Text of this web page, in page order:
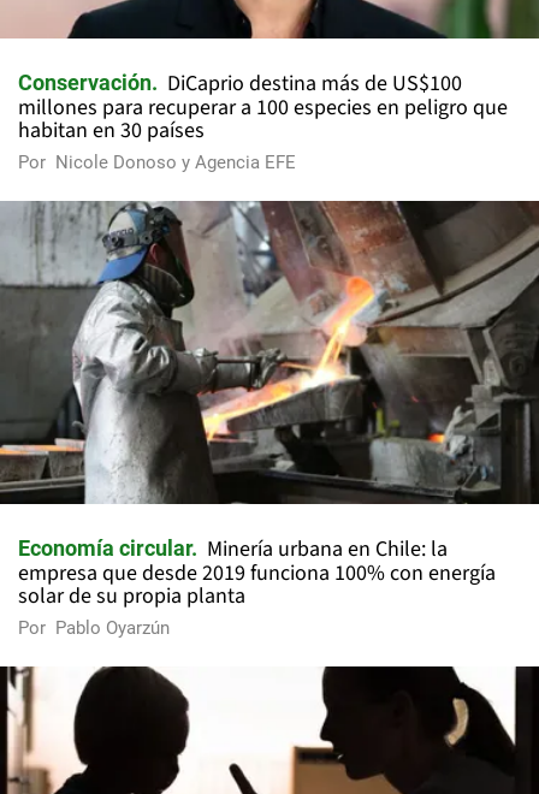
Conservación
DiCaprio destina más de US$100
millones para recuperar a 100 especies en peligro que
habitan en 30 países
Por Nicole Donoso y Agencia EFE
Economía circular
Minería urbana en Chile: la
empresa que desde 2019 funciona 100% con energía
solar de su propia planta
Por Pablo Oyarzún